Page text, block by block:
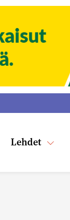
Lehdet